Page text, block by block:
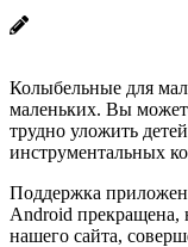
Колыбельные для
маленьких. Вы
трудно уложить
инструментальных
Поддержка
Android прекращена,
нашего сайта,